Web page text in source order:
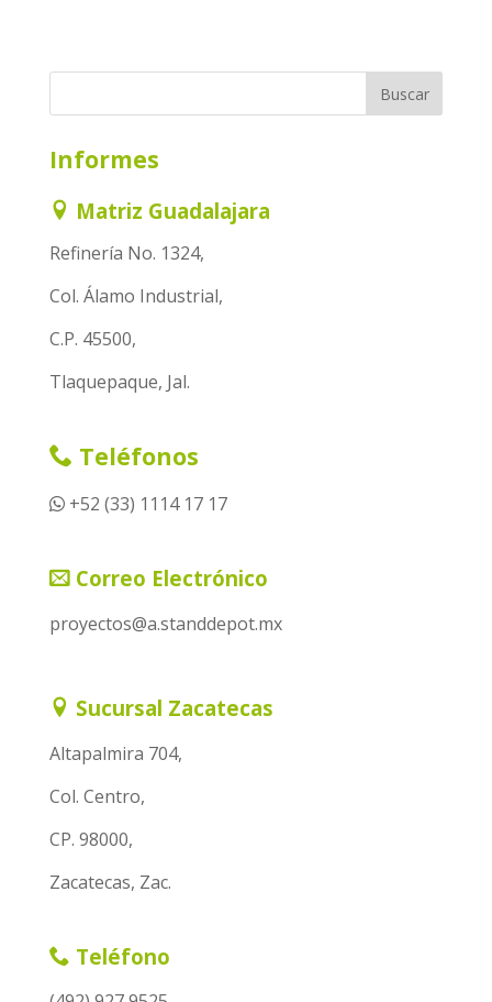
Informes
Matriz Guadalajara
Refinería No. 1324,
Col. Álamo Industrial,
C.P. 45500,
Tlaquepaque, Jal.
Teléfonos
+52 (33) 1114 17 17
Correo Electrónico
proyectos@a.standdepot.mx
Sucursal Zacatecas
Altapalmira 704,
Col. Centro,
CP. 98000,
Zacatecas, Zac.
Teléfono